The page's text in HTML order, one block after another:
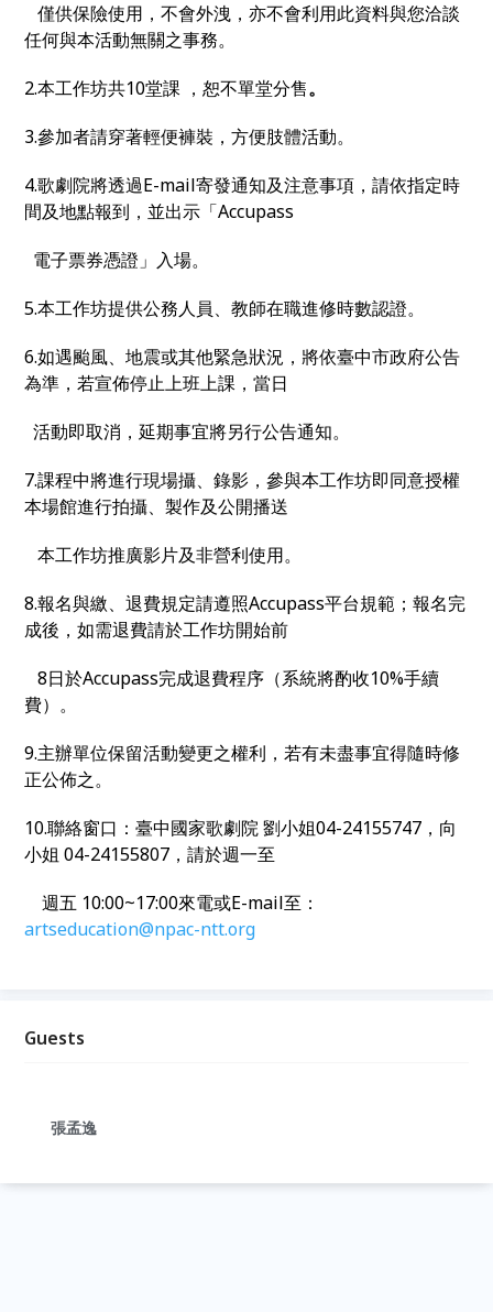
僅供保險使用，不會外洩，亦不會利用此資料與您洽談
任何與本活動無關之事務。
2.本工作坊共10堂課 ，恕不單堂分售。
3.參加者請穿著輕便褲裝，方便肢體活動。
4.歌劇院將透過E-mail寄發通知及注意事項，請依指定時
間及地點報到，並出示「Accupass
電子票券憑證」入場。
5.本工作坊提供公務人員、教師在職進修時數認證。
6.如遇颱風、地震或其他緊急狀況，將依臺中市政府公告
為準，若宣佈停止上班上課，當日
活動即取消，延期事宜將另行公告通知。
7.課程中將進行現場攝、錄影，參與本工作坊即同意授權
本場館進行拍攝、製作及公開播送
本工作坊推廣影片及非營利使用。
8.報名與繳、退費規定請遵照Accupass平台規範；報名完
成後，如需退費請於工作坊開始前
8日於Accupass完成退費程序（系統將酌收10%手續
費）。
9.主辦單位保留活動變更之權利，若有未盡事宜得隨時修
正公佈之。
10.聯絡窗口：臺中國家歌劇院 劉小姐04-24155747，向
小姐 04-24155807，請於週一至
週五 10:00~17:00來電或E-mail至：
artseducation@npac-ntt.org
Guests
張孟逸